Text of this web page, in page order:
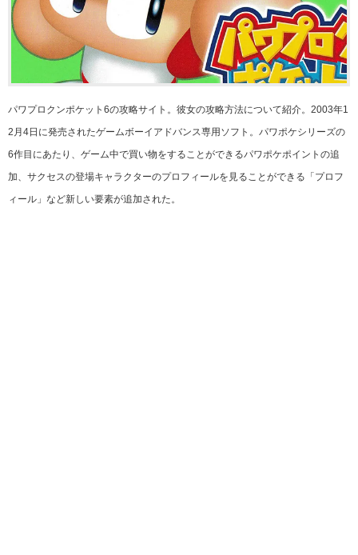
パワプロクンポケット6の攻略サイト。彼女の攻略方法について紹介。2003年1
2月4日に発売されたゲームボーイアドバンス専用ソフト。パワポケシリーズの
6作目にあたり、ゲーム中で買い物をすることができるパワポケポイントの追
加、サクセスの登場キャラクターのプロフィールを見ることができる「プロフ
ィール」など新しい要素が追加された。